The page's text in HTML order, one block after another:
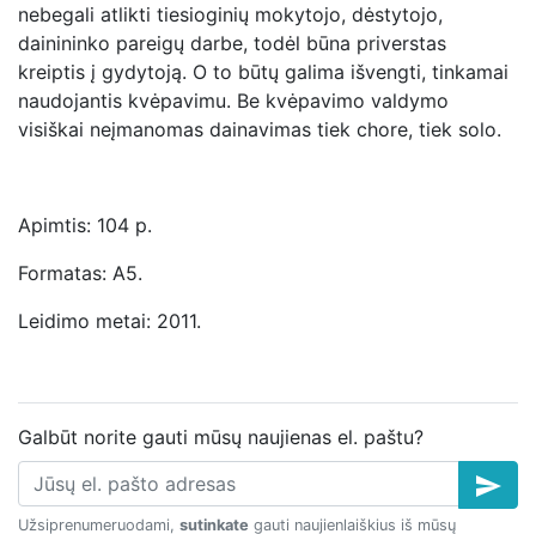
nebegali atlikti tiesioginių mokytojo, dėstytojo,
dainininko pareigų darbe, todėl būna priverstas
kreiptis į gydytoją. O to būtų galima išvengti, tinkamai
naudojantis kvėpavimu. Be kvėpavimo valdymo
visiškai neįmanomas dainavimas tiek chore, tiek solo.
Apimtis: 104 p.
Formatas: A5.
Leidimo metai: 2011.
Galbūt norite gauti mūsų naujienas el. paštu?
send
Užsiprenumeruodami, sutinkate gauti naujienlaiškius iš mūsų